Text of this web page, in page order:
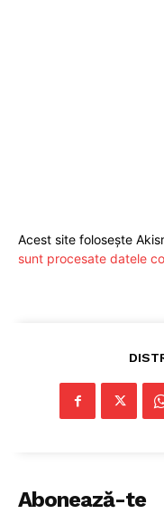
Contactați-ne
Acest site folosește
sunt procesate datele
Abonează-te